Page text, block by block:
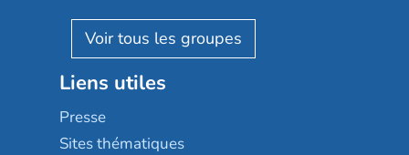
Reseda
Stella management
Les villages d'or
Sérénys
Résidences services Villa Médicis
Résidalya
Groupe aplus
AGE D'OR Services
Liens utiles
Presse
Sites thématiques